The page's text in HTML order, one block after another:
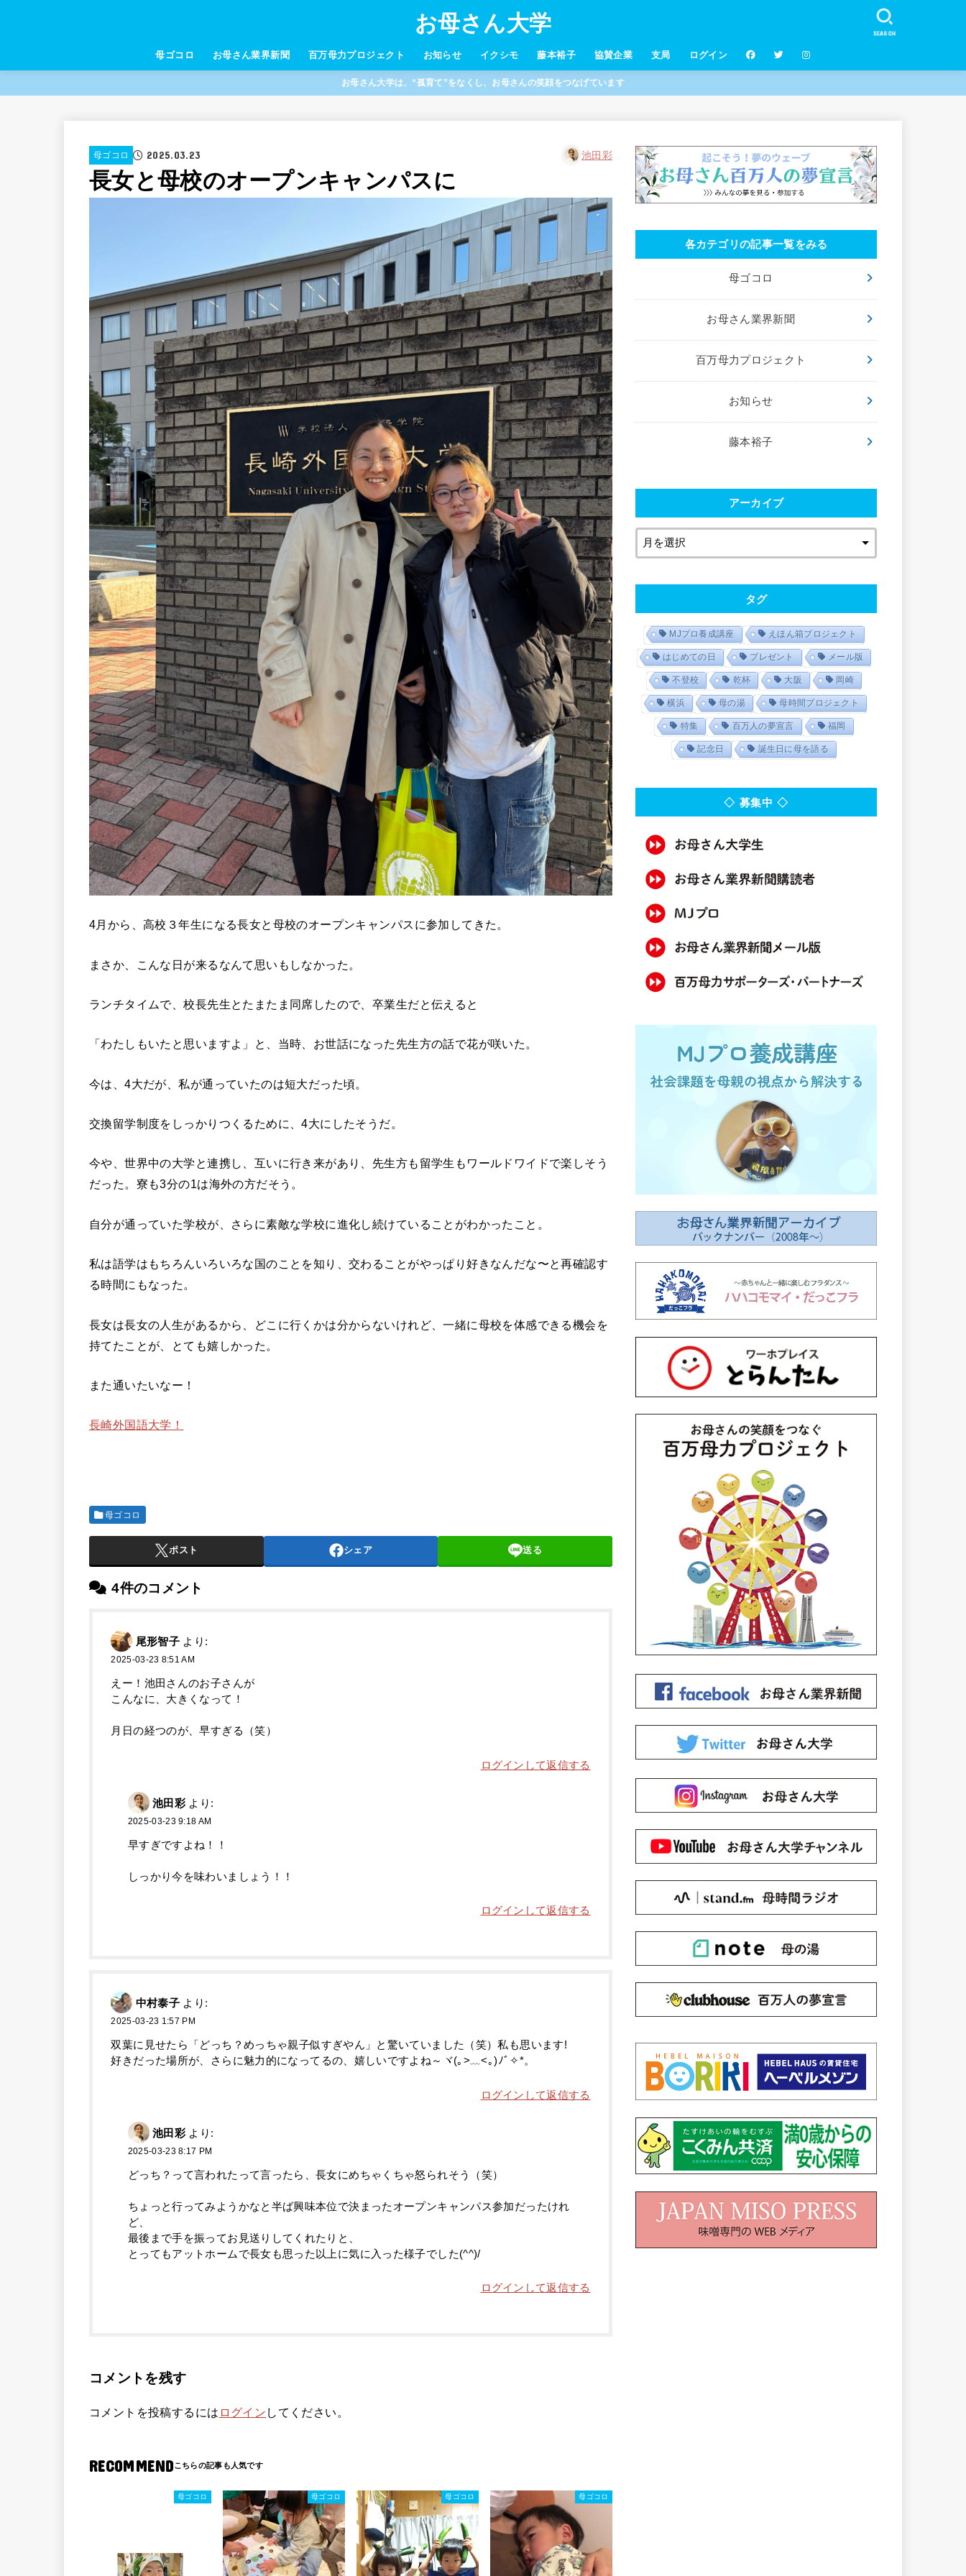
お母さん大学
母ゴコロ お母さん業界新聞 百万母力プロジェクト お知らせ イクシモ 藤本裕子 協賛企業 支局 ログイン
SEARCH
お母さん大学は、“孤育て”をなくし、お母さんの笑顔をつなげています
母ゴコロ 2025.03.23 池田彩
長女と母校のオープンキャンパスに
4月から、高校３年生になる長女と母校のオープンキャンパスに参加してきた。
まさか、こんな日が来るなんて思いもしなかった。
ランチタイムで、校長先生とたまたま同席したので、卒業生だと伝えると
「わたしもいたと思いますよ」と、当時、お世話になった先生方の話で花が咲いた。
今は、4大だが、私が通っていたのは短大だった頃。
交換留学制度をしっかりつくるために、4大にしたそうだ。
今や、世界中の大学と連携し、互いに行き来があり、先生方も留学生もワールドワイドで楽しそう
だった。寮も3分の1は海外の方だそう。
自分が通っていた学校が、さらに素敵な学校に進化し続けていることがわかったこと。
私は語学はもちろんいろいろな国のことを知り、交わることがやっぱり好きなんだな〜と再確認す
る時間にもなった。
長女は長女の人生があるから、どこに行くかは分からないけれど、一緒に母校を体感できる機会を
持てたことが、とても嬉しかった。
また通いたいなー！
長崎外国語大学！
母ゴコロ
ポスト シェア 送る
4件のコメント
尾形智子 より:
2025-03-23 8:51 AM
えー！池田さんのお子さんが
こんなに、大きくなって！
月日の経つのが、早すぎる（笑）
ログインして返信する
池田彩 より:
2025-03-23 9:18 AM
早すぎですよね！！
しっかり今を味わいましょう！！
ログインして返信する
中村泰子 より:
2025-03-23 1:57 PM
双葉に見せたら「どっち？めっちゃ親子似すぎやん」と驚いていました（笑）私も思います!
好きだった場所が、さらに魅力的になってるの、嬉しいですよね～ヾ(｡>﹏<｡)ﾉﾞ✧*。
ログインして返信する
池田彩 より:
2025-03-23 8:17 PM
どっち？って言われたって言ったら、長女にめちゃくちゃ怒られそう（笑）
ちょっと行ってみようかなと半ば興味本位で決まったオープンキャンパス参加だったけれ
ど、
最後まで手を振ってお見送りしてくれたりと、
とってもアットホームで長女も思った以上に気に入った様子でした(^^)/
ログインして返信する
コメントを残す
コメントを投稿するには ログイン してください。
RECOMMEND
母ゴコロ 母ゴコロ 母ゴコロ 母ゴコロ
各カテゴリの記事一覧をみる
母ゴコロ
お母さん業界新聞
百万母力プロジェクト
お知らせ
藤本裕子
アーカイブ
タグ
MJプロ養成講座 えほん箱プロジェクト
はじめての日 プレゼント メール版
不登校 乾杯 大阪 岡崎
横浜 母の湯 母時間プロジェクト
特集 百万人の夢宣言 福岡
記念日 誕生日に母を語る
◇ 募集中 ◇